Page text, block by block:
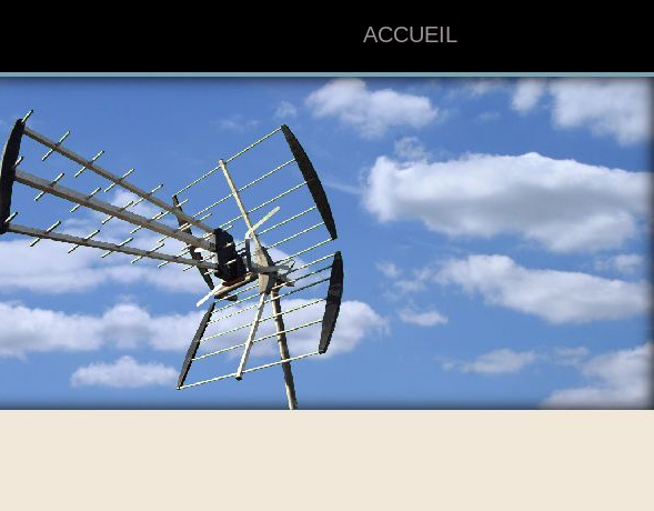
ACCUEIL